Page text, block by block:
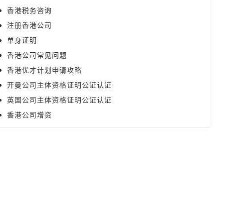
香港税务咨询
注册香港公司
单身证明
香港公司常见问题
香港优才计划申请攻略
开曼公司主体资格证明公证认证
英国公司主体资格证明公证认证
香港公司增资